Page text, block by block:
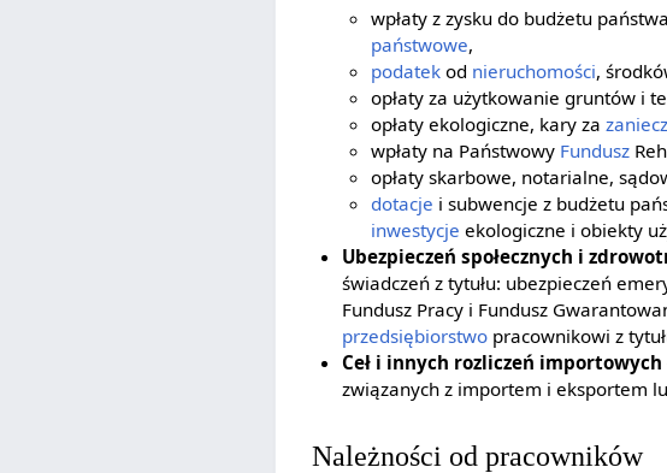
wpłaty z zysku do budżetu
państwowe,
podatek od nieruchomości,
opłaty za użytkowanie gruntów i
opłaty ekologiczne, kary za
wpłaty na Państwowy Fundusz
opłaty skarbowe, notarialne,
dotacje i subwencje z budżetu
inwestycje ekologiczne i obiekty
Ubezpieczeń społecznych i
świadczeń z tytułu: ubezpieczeń
Fundusz Pracy i Fundusz
przedsiębiorstwopracownikowi z
Ceł i innych rozliczeń importowych
związanych z importem i eksportem
Należności od pracowników